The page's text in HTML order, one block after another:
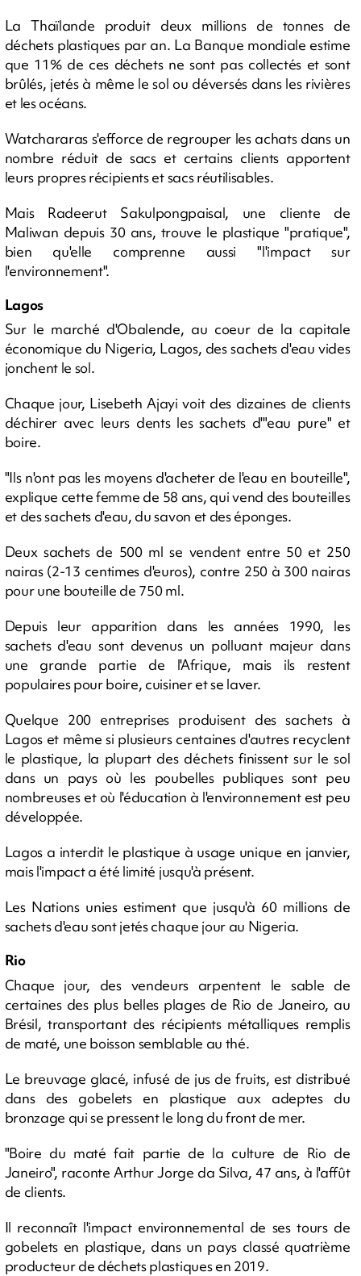
La Thaïlande produit deux millions de tonnes de
déchets plastiques par an. La Banque mondiale estime
que 11% de ces déchets ne sont pas collectés et sont
brûlés, jetés à même le sol ou déversés dans les rivières
et les océans.
Watchararas s'efforce de regrouper les achats dans un
nombre réduit de sacs et certains clients apportent
leurs propres récipients et sacs réutilisables.
Mais Radeerut Sakulpongpaisal, une cliente de
Maliwan depuis 30 ans, trouve le plastique "pratique",
bien qu'elle comprenne aussi "l'impact sur
l'environnement".
Lagos
Sur le marché d'Obalende, au coeur de la capitale
économique du Nigeria, Lagos, des sachets d'eau vides
jonchent le sol.
Chaque jour, Lisebeth Ajayi voit des dizaines de clients
déchirer avec leurs dents les sachets d'"eau pure" et
boire.
"Ils n'ont pas les moyens d'acheter de l'eau en bouteille",
explique cette femme de 58 ans, qui vend des bouteilles
et des sachets d'eau, du savon et des éponges.
Deux sachets de 500 ml se vendent entre 50 et 250
nairas (2-13 centimes d'euros), contre 250 à 300 nairas
pour une bouteille de 750 ml.
Depuis leur apparition dans les années 1990, les
sachets d'eau sont devenus un polluant majeur dans
une grande partie de l'Afrique, mais ils restent
populaires pour boire, cuisiner et se laver.
Quelque 200 entreprises produisent des sachets à
Lagos et même si plusieurs centaines d'autres recyclent
le plastique, la plupart des déchets finissent sur le sol
dans un pays où les poubelles publiques sont peu
nombreuses et où l'éducation à l'environnement est peu
développée.
Lagos a interdit le plastique à usage unique en janvier,
mais l'impact a été limité jusqu'à présent.
Les Nations unies estiment que jusqu'à 60 millions de
sachets d'eau sont jetés chaque jour au Nigeria.
Rio
Chaque jour, des vendeurs arpentent le sable de
certaines des plus belles plages de Rio de Janeiro, au
Brésil, transportant des récipients métalliques remplis
de maté, une boisson semblable au thé.
Le breuvage glacé, infusé de jus de fruits, est distribué
dans des gobelets en plastique aux adeptes du
bronzage qui se pressent le long du front de mer.
"Boire du maté fait partie de la culture de Rio de
Janeiro", raconte Arthur Jorge da Silva, 47 ans, à l'affût
de clients.
Il reconnaît l'impact environnemental de ses tours de
gobelets en plastique, dans un pays classé quatrième
producteur de déchets plastiques en 2019.